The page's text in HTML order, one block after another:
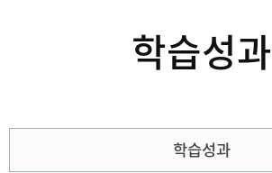
교수
학습성과
학습성과